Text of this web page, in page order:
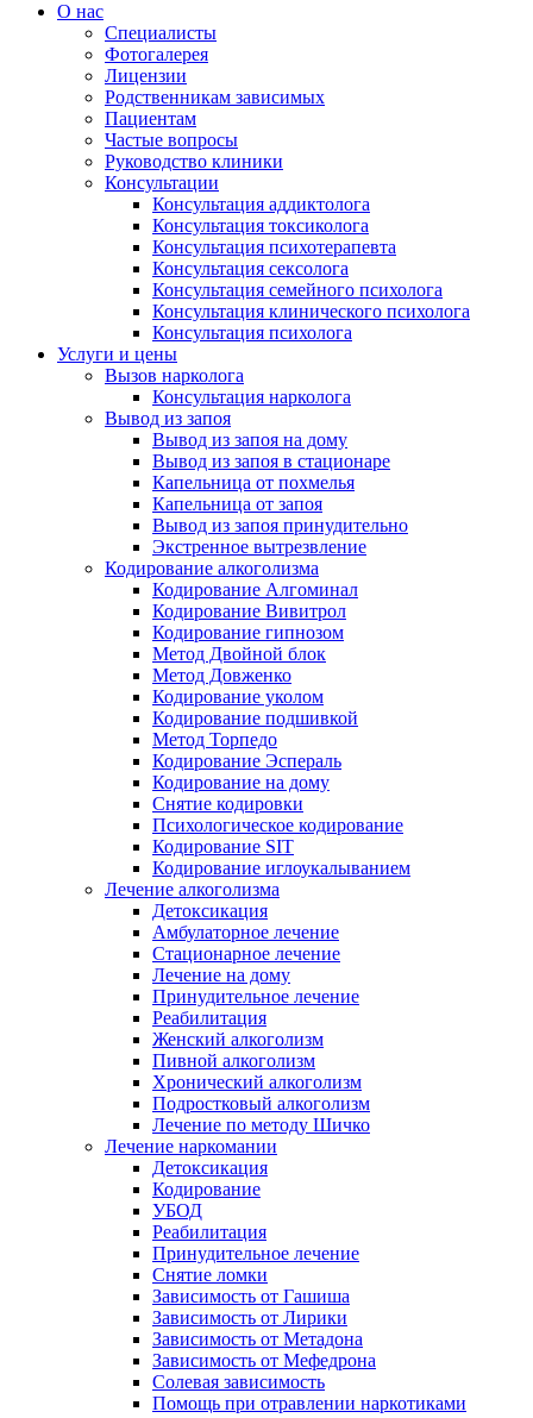
О нас
Специалисты
Фотогалерея
Лицензии
Родственникам зависимых
Пациентам
Частые вопросы
Руководство клиники
Консультации
Консультация аддиктолога
Консультация токсиколога
Консультация психотерапевта
Консультация сексолога
Консультация семейного психолога
Консультация клинического психолога
Консультация психолога
Услуги и цены
Вызов нарколога
Консультация нарколога
Вывод из запоя
Вывод из запоя на дому
Вывод из запоя в стационаре
Капельница от похмелья
Капельница от запоя
Вывод из запоя принудительно
Экстренное вытрезвление
Кодирование алкоголизма
Кодирование Алгоминал
Кодирование Вивитрол
Кодирование гипнозом
Метод Двойной блок
Метод Довженко
Кодирование уколом
Кодирование подшивкой
Метод Торпедо
Кодирование Эспераль
Кодирование на дому
Снятие кодировки
Психологическое кодирование
Кодирование SIT
Кодирование иглоукалыванием
Лечение алкоголизма
Детоксикация
Амбулаторное лечение
Стационарное лечение
Лечение на дому
Принудительное лечение
Реабилитация
Женский алкоголизм
Пивной алкоголизм
Хронический алкоголизм
Подростковый алкоголизм
Лечение по методу Шичко
Лечение наркомании
Детоксикация
Кодирование
УБОД
Реабилитация
Принудительное лечение
Снятие ломки
Зависимость от Гашиша
Зависимость от Лирики
Зависимость от Метадона
Зависимость от Мефедрона
Солевая зависимость
Помощь при отравлении наркотиками